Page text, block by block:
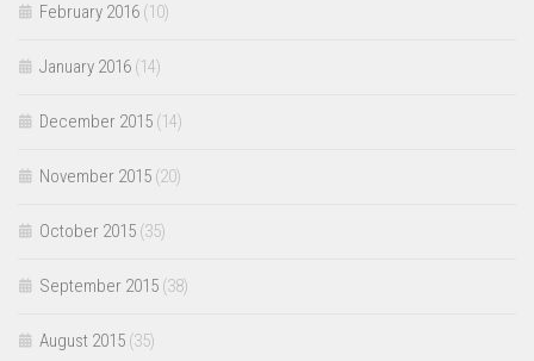
February 2016 (10)
January 2016 (14)
December 2015 (14)
November 2015 (20)
October 2015 (35)
September 2015 (38)
August 2015 (35)